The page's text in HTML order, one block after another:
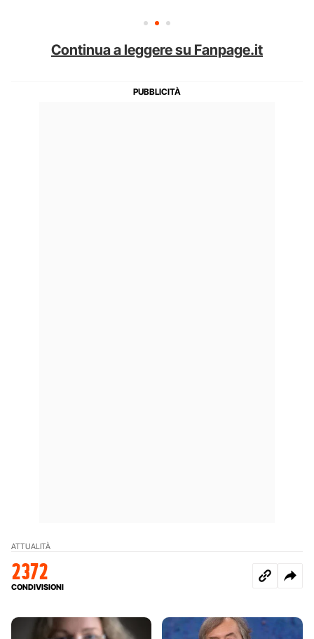
Continua a leggere su Fanpage.it
ATTUALITÀ
2372
CONDIVISIONI